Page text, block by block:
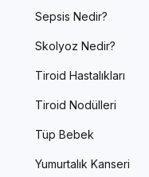
Sepsis Nedir?
Skolyoz Nedir?
Tiroid Hastalıkları
Tiroid Nodülleri
Tüp Bebek
Yumurtalık Kanseri